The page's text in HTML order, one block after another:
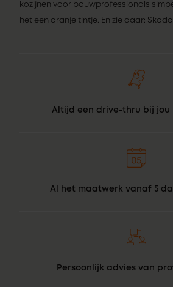
kozijnen voor bouwprofessionals
het een oranje tintje. En zie daar:
Altijd een drive-thru bij jou
Al het maatwerk vanaf 5
Persoonlijk advies van